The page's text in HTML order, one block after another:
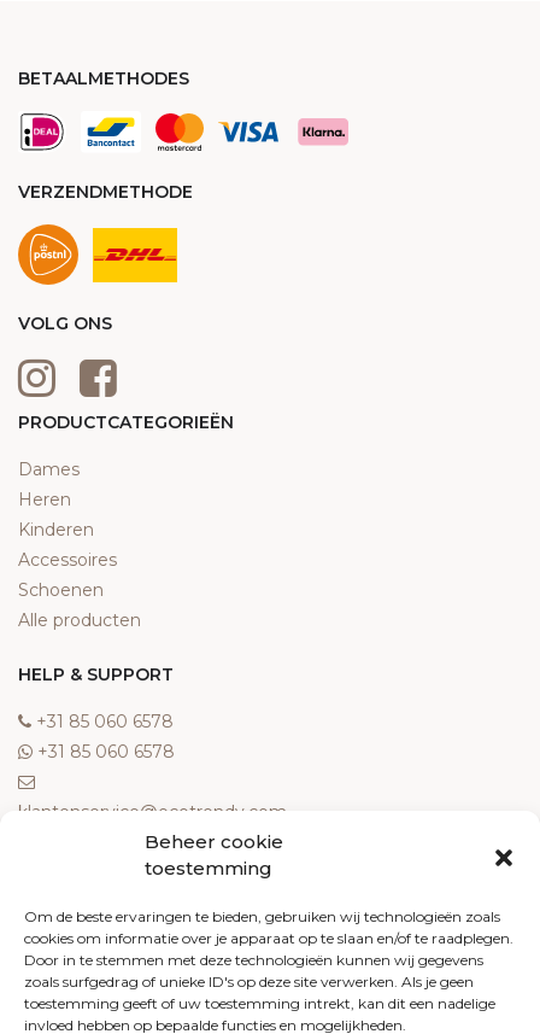
Beheer cookie
toestemming
Om de beste ervaringen te bieden, gebruiken wij technologieën zoals
cookies om informatie over je apparaat op te slaan en/of te raadplegen.
Door in te stemmen met deze technologieën kunnen wij gegevens
zoals surfgedrag of unieke ID's op deze site verwerken. Als je geen
toestemming geeft of uw toestemming intrekt, kan dit een nadelige
invloed hebben op bepaalde functies en mogelijkheden.
BETAALMETHODES
VERZENDMETHODE
VOLG ONS
PRODUCTCATEGORIEËN
Dames
Heren
Kinderen
Accessoires
Schoenen
Alle producten
HELP & SUPPORT
‎+31 85 060 6578
‎+31 85 060 6578
klantenservice@ecotrendy.com
Meest gestelde vragen
Contact
Algemene voorwaarden
Retourneren